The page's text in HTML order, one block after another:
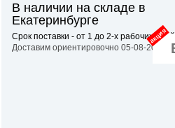
В наличии на складе в
Екатеринбурге
Срок поставки - от 1 до 2-х рабочих дней.
Доставим ориентировочно 05-08-2026
акция